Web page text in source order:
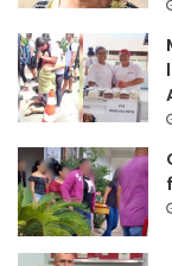
comunicado de
havia sido
do Ambrósio,